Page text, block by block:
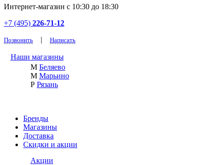
Интернет-магазин с 10:30 до 18:30
+7 (495) 226-71-12
Позвонить | Написать
Наши магазины
М Беляево
М Марьино
Р Рязань
Бренды
Магазины
Доставка
Скидки и акции
Акции